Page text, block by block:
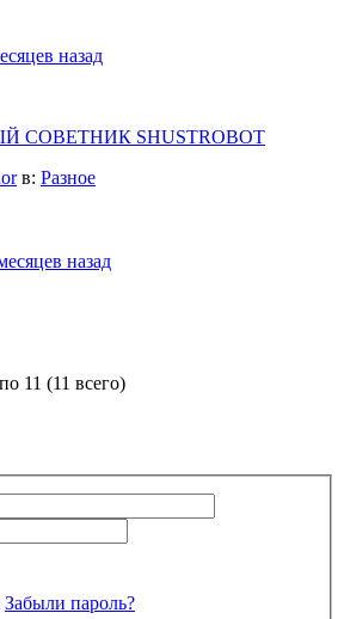
назад
СОВЕТНИК SHUSTROBOT
в: Разное
назад
11 (11 всего)
Забыли пароль?